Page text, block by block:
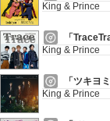
King & Prince
「
King & Prince
「ツキヨ
King & Prince